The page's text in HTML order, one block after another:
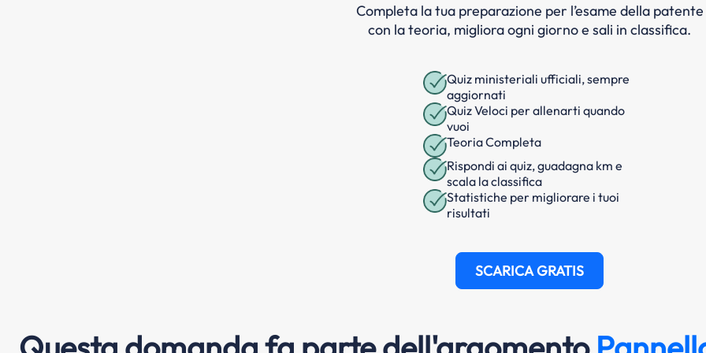
Completa la tua preparazione per l’esame della patente
con la teoria, migliora ogni giorno e sali in classifica.
Quiz ministeriali ufficiali, sempre
aggiornati
Quiz Veloci per allenarti quando
vuoi
Teoria Completa
Rispondi ai quiz, guadagna km e
scala la classifica
Statistiche per migliorare i tuoi
risultati
SCARICA GRATIS